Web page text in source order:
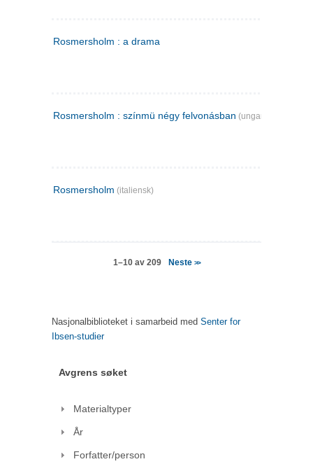
Rosmersholm : a drama
Rosmersholm : színmü négy felvonásban (ungarsk)
Rosmersholm (italiensk)
1–10 av 209 Neste >>
Nasjonalbiblioteket i samarbeid med Senter for
Ibsen-studier
Avgrens søket
Materialtyper
År
Forfatter/person